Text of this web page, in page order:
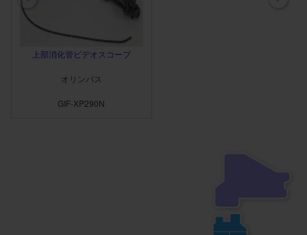
上部消化管ビデオスコープ
オリンパス
GIF-XP290N